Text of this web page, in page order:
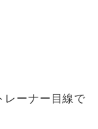
レーナー目線で